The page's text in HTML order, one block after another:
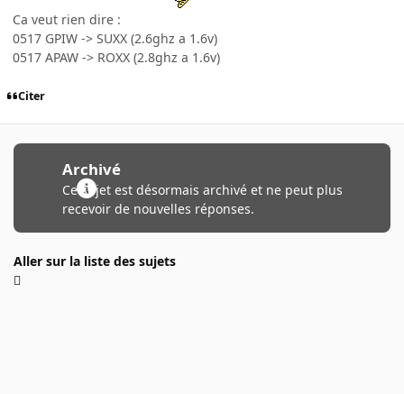
Ca veut rien dire :
0517 GPIW -> SUXX (2.6ghz a 1.6v)
0517 APAW -> ROXX (2.8ghz a 1.6v)
Citer
Archivé
Ce sujet est désormais archivé et ne peut plus
recevoir de nouvelles réponses.
Aller sur la liste des sujets